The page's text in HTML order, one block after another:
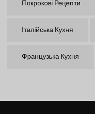
Покрокові Рецепти
Італійська Кухня
Французька Кухня